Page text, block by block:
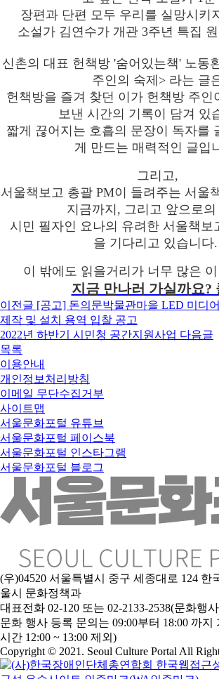
장편과 단편 모두 우리를 실망시키
소설가 김연수가 개관 3주년 특집
신촌의 대표 헌책방 '숨어있는책' 노동
주인의 숙제> 라는 글
헌책방을 즐겨 찾던 이가 헌책방 주인
보낸 시간의 기록이 담겨 있
짧게 끊어지는 호흡의 문장이 독자를
게 만드는 매력적인 글입
그리고,
서울책보고 총괄 PM이 들려주는 서울
지금까지, 그리고 앞으로의
시민 필자인 요나의 유려한 서울책보
을 기다리고 있습니다.
이 밖에도 읽을거리가 너무 많은
지금 만나러 가실까요?
이전글 [공고] 돈의문박물관마을 LED 미디
제작 및 설치 용역 입찰 공고
2022년 하반기 시민청 공간지원사업 다음글
목록
이용안내
개인정보처리방침
이메일 무단수집거부
사이트맵
서울문화포털 유튜브
서울문화포털 페이스북
서울문화포털 인스타그램
서울문화포털 블로그
(우)04520 서울특별시 중구 세종대로 124 한
울시 문화정책과
대표전화 02-120 또는 02-2133-2538(문화행
문화 행사 등록 문의는 09:00부터 18:00 까지
시간 12:00 ~ 13:00 제외)
Copyright © 2021. Seoul Culture Portal All